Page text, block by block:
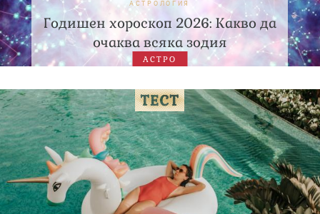
АСТРОЛОГИЯ
Годишен хороскоп 2026: Какво да
очаква всяка зодия
АСТРО